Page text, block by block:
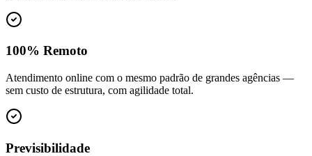
100% Remoto
Atendimento online com o mesmo padrão de grandes agências —
sem custo de estrutura, com agilidade total.
Previsibilidade